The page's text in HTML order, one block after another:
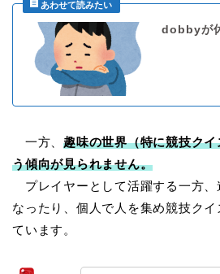
dobbyが
一方、趣味の世界（特に競技ク
う傾向が見られません。
プレイヤーとして活躍する一方、
なったり、個人で人を集め競技ク
ています。